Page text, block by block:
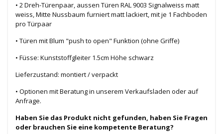
• 2 Dreh-Türenpaar, aussen Türen RAL 9003 Signalweiss matt
weiss, Mitte Nussbaum furniert matt lackiert, mit je 1 Fachboden
pro Türpaar
• Türen mit Blum "push to open" Funktion (ohne Griffe)
• Füsse: Kunststoffgleiter 1.5cm Höhe schwarz
Lieferzustand: montiert / verpackt
• Optionen mit Beratung in unserem Verkaufsladen oder auf
Anfrage.
Haben Sie das Produkt nicht gefunden, haben Sie Fragen
oder brauchen Sie eine kompetente Beratung?